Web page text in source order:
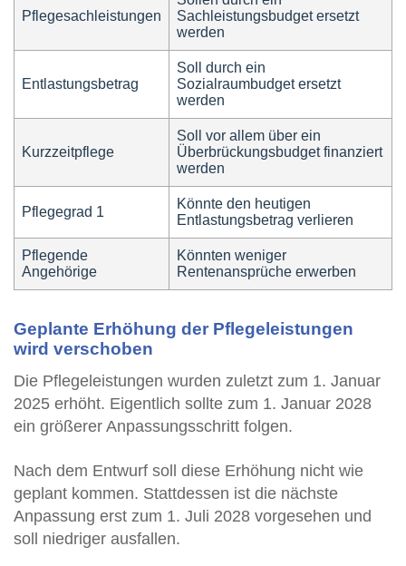
Pflegesachleistungen
Sachleistungsbudget ersetzt
werden
Entlastungsbetrag
Soll durch ein
Sozialraumbudget ersetzt
werden
Kurzzeitpflege
Soll vor allem über ein
Überbrückungsbudget finanziert
werden
Pflegegrad 1
Könnte den heutigen
Entlastungsbetrag verlieren
Pflegende
Angehörige
Könnten weniger
Rentenansprüche erwerben
Geplante Erhöhung der Pflegeleistungen
wird verschoben
Die Pflegeleistungen wurden zuletzt zum 1. Januar
2025 erhöht. Eigentlich sollte zum 1. Januar 2028
ein größerer Anpassungsschritt folgen.
Nach dem Entwurf soll diese Erhöhung nicht wie
geplant kommen. Stattdessen ist die nächste
Anpassung erst zum 1. Juli 2028 vorgesehen und
soll niedriger ausfallen.